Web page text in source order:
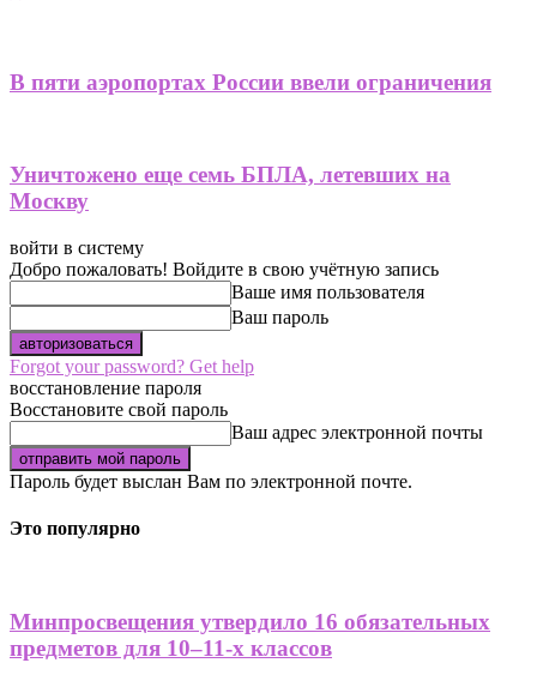
В пяти аэропортах России ввели ограничения
Уничтожено еще семь БПЛА, летевших на
Москву
войти в систему
Добро пожаловать! Войдите в свою учётную запись
Ваше имя пользователя
Ваш пароль
Forgot your password? Get help
восстановление пароля
Восстановите свой пароль
Ваш адрес электронной почты
Пароль будет выслан Вам по электронной почте.
Это популярно
Минпросвещения утвердило 16 обязательных
предметов для 10–11-х классов